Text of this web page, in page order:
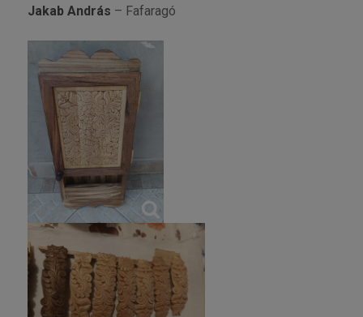
Jakab András – Fafaragó